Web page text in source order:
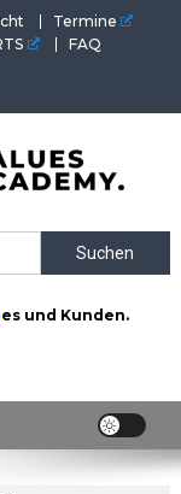
Termine
FAQ
Coaches.
Suchen
nach:
es und Kunden.